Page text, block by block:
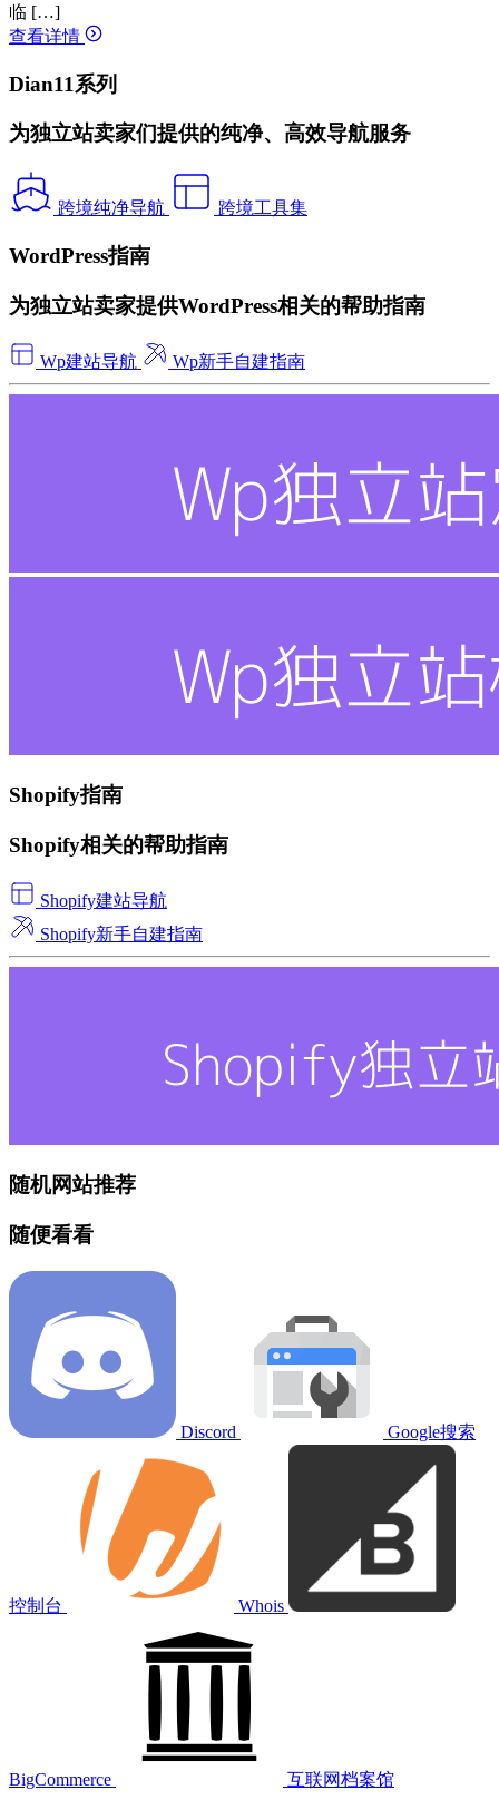
临 […]
查看详情
Dian11系列
为独立站卖家们提供的纯净、高效导航服务
跨境纯净导航 跨境工具集
WordPress指南
为独立站卖家提供WordPress相关的帮助指南
Wp建站导航 Wp新手自建指南
Shopify指南
Shopify相关的帮助指南
Shopify建站导航
Shopify新手自建指南
随机网站推荐
随便看看
Discord Google搜索
控制台 Whois
BigCommerce 互联网档案馆